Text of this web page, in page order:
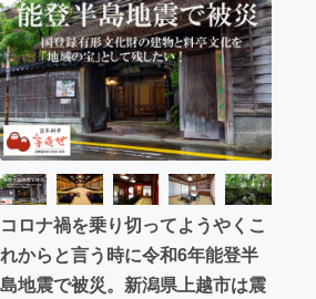
テクノロジー・ガジェット
映像・映画
ビジネス・起業
まちづくり・地域活性化
CAMPFIRE for Social Good
コロナ禍を乗り切ってようやくこ
れからと言う時に令和6年能登半
島地震で被災。新潟県上越市は震